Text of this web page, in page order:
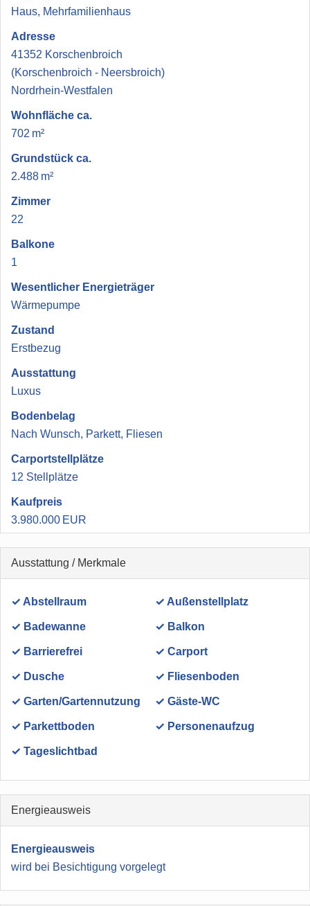
Haus, Mehrfamilienhaus
Adresse
41352 Korschenbroich
(Korschenbroich - Neersbroich)
Nordrhein-Westfalen
Wohnfläche ca.
702 m²
Grund­stück ca.
2.488 m²
Zimmer
22
Balkone
1
Wesentlicher Energieträger
Wärmepumpe
Zustand
Erstbezug
Ausstattung
Luxus
Bodenbelag
Nach Wunsch, Parkett, Fliesen
Carport­stellplätze
12 Stellplätze
Kaufpreis
3.980.000 EUR
Ausstattung / Merkmale
✓ Abstellraum ✓ Außenstellplatz
✓ Badewanne ✓ Balkon
✓ Barrierefrei ✓ Carport
✓ Dusche ✓ Fliesenboden
✓ Garten/Gartennutzung ✓ Gäste-WC
✓ Parkettboden ✓ Personenaufzug
✓ Tageslichtbad
Energieausweis
Energieausweis
wird bei Besichtigung vorgelegt